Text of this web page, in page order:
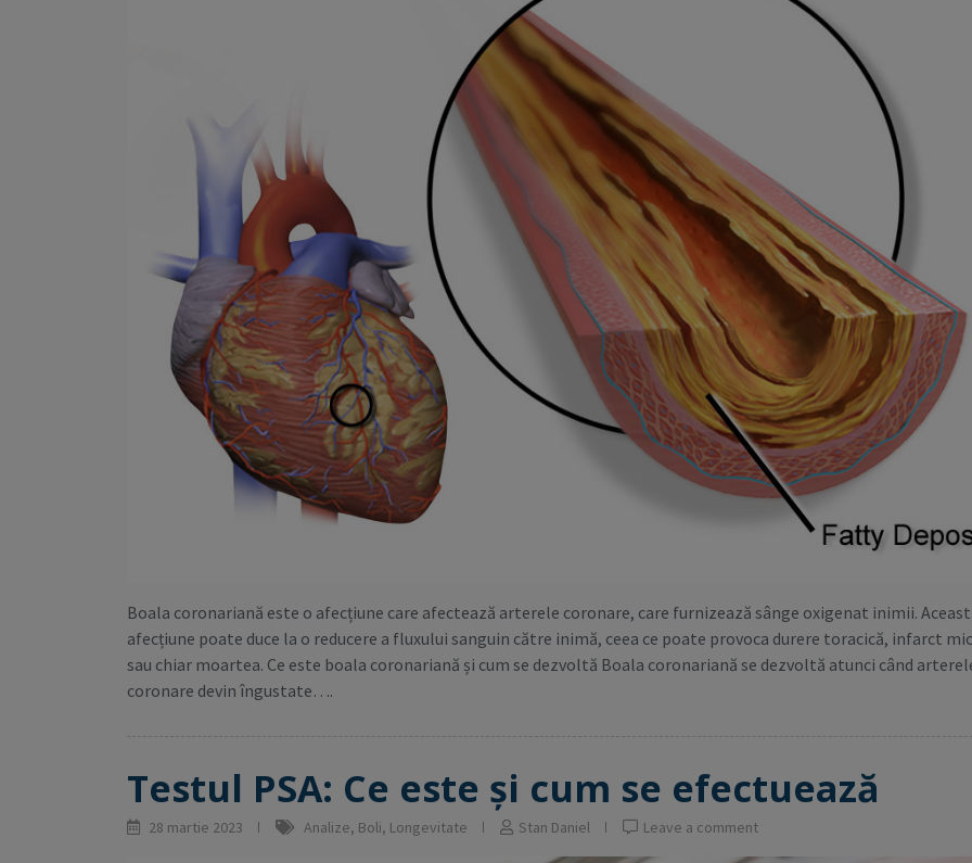
Boala coronariană este o afecțiune care afectează arterele coronare, care furnizează sânge oxigenat inimii.
afecțiune poate duce la o reducere a fluxului sanguin către inimă, ceea ce poate provoca durere toracică, infarct
sau chiar moartea. Ce este boala coronariană și cum se dezvoltă Boala coronariană se dezvoltă atunci când
coronare devin îngustate….
Testul PSA: Ce este și cum se efectuează
28 martie 2023 Analize, Boli, Longevitate Stan Daniel Leave a comment